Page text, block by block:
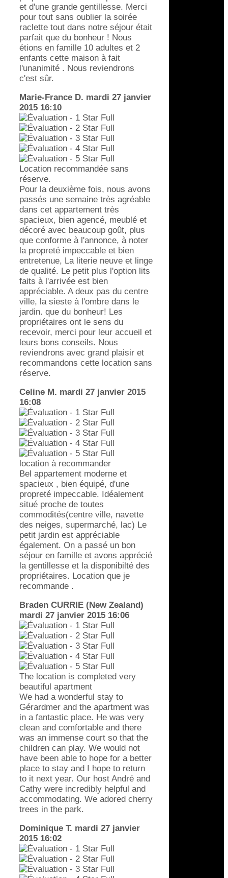
et d'une grande gentillesse. Merci
pour tout sans oublier la soirée
raclette tout dans notre séjour était
parfait que du bonheur ! Nous
étions en famille 10 adultes et 2
enfants cette maison à fait
l'unanimité . Nous reviendrons
c'est sûr.
Marie-France D. mardi 27 janvier
2015 16:10
Location recommandée sans
réserve.
Pour la deuxième fois, nous avons
passés une semaine très agréable
dans cet appartement très
spacieux, bien agencé, meublé et
décoré avec beaucoup goût, plus
que conforme à l'annonce, à noter
la propreté impeccable et bien
entretenue, La literie neuve et linge
de qualité. Le petit plus l'option lits
faits à l'arrivée est bien
appréciable. A deux pas du centre
ville, la sieste à l'ombre dans le
jardin. que du bonheur! Les
propriétaires ont le sens du
recevoir, merci pour leur accueil et
leurs bons conseils. Nous
reviendrons avec grand plaisir et
recommandons cette location sans
réserve.
Celine M. mardi 27 janvier 2015
16:08
location à recommander
Bel appartement moderne et
spacieux , bien équipé, d'une
propreté impeccable. Idéalement
situé proche de toutes
commodités(centre ville, navette
des neiges, supermarché, lac) Le
petit jardin est appréciable
également. On a passé un bon
séjour en famille et avons apprécié
la gentillesse et la disponibilté des
propriétaires. Location que je
recommande .
Braden CURRIE (New Zealand)
mardi 27 janvier 2015 16:06
The location is completed very
beautiful apartment
We had a wonderful stay to
Gérardmer and the apartment was
in a fantastic place. He was very
clean and comfortable and there
was an immense court so that the
children can play. We would not
have been able to hope for a better
place to stay and I hope to return
to it next year. Our host André and
Cathy were incredibly helpful and
accommodating. We adored cherry
trees in the park.
Dominique T. mardi 27 janvier
2015 16:02